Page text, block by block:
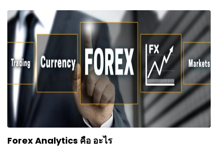
Forex Analytics คือ อะไร